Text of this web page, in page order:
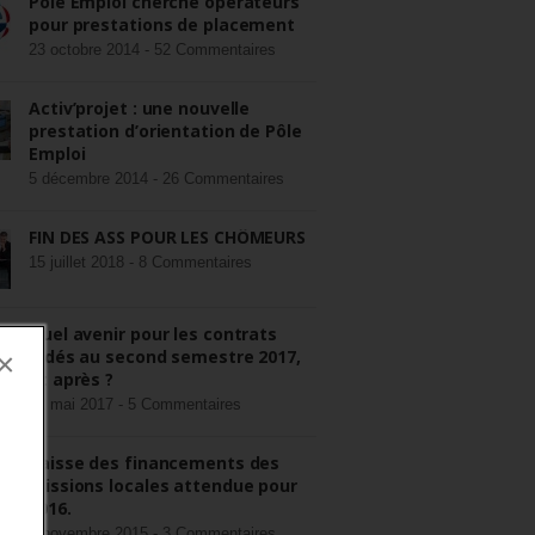
pour prestations de placement
23 octobre 2014 - 52 Commentaires
Activ’projet : une nouvelle
prestation d’orientation de Pôle
Emploi
5 décembre 2014 - 26 Commentaires
FIN DES ASS POUR LES CHÔMEURS
15 juillet 2018 - 8 Commentaires
Quel avenir pour les contrats
aidés au second semestre 2017,
et après ?
22 mai 2017 - 5 Commentaires
Baisse des financements des
missions locales attendue pour
2016.